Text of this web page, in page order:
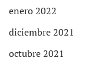
enero 2022
diciembre 2021
octubre 2021